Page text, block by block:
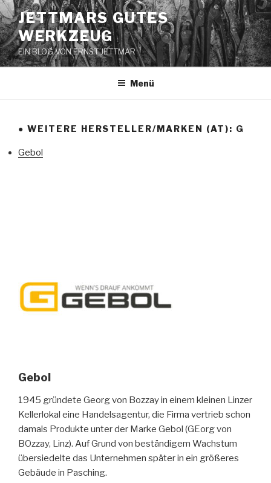
Zum
Inhalt
springen
JETTMARS GUTES
WERKZEUG
EIN BLOG VON ERNST JETTMAR
Menü
● WEITERE HERSTELLER/MARKEN (AT): G
Gebol
Gebol
1945 gründete Georg von Bozzay in einem kleinen Linzer
Kellerlokal eine Handelsagentur, die Firma vertrieb schon
damals Produkte unter der Marke Gebol (GEorg von
BOzzay, Linz). Auf Grund von beständigem Wachstum
übersiedelte das Unternehmen später in ein größeres
Gebäude in Pasching.